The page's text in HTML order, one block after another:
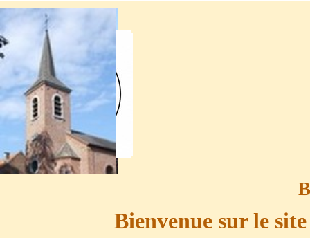
Aller au contenu
Bienvenue sur le